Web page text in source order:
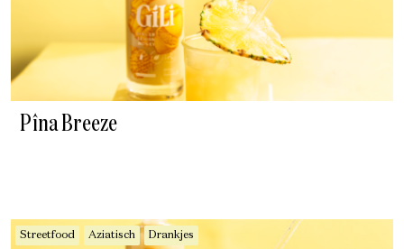
Pîna Breeze
Streetfood Aziatisch Drankjes